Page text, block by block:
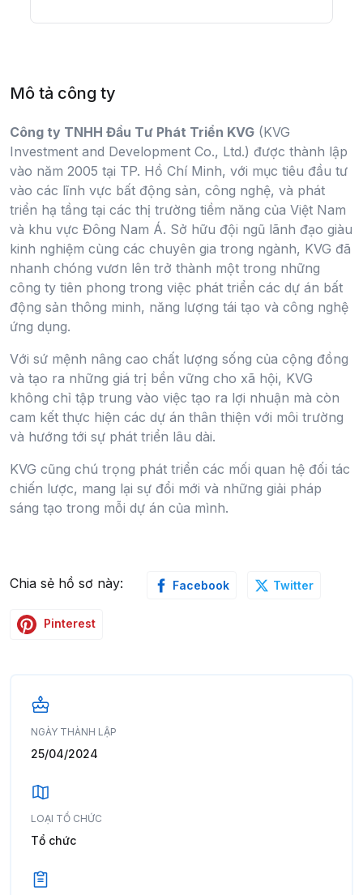
Mô tả công ty
Công ty TNHH Đầu Tư Phát Triển KVG (KVG
Investment and Development Co., Ltd.) được thành lập
vào năm 2005 tại TP. Hồ Chí Minh, với mục tiêu đầu tư
vào các lĩnh vực bất động sản, công nghệ, và phát
triển hạ tầng tại các thị trường tiềm năng của Việt Nam
và khu vực Đông Nam Á. Sở hữu đội ngũ lãnh đạo giàu
kinh nghiệm cùng các chuyên gia trong ngành, KVG đã
nhanh chóng vươn lên trở thành một trong những
công ty tiên phong trong việc phát triển các dự án bất
động sản thông minh, năng lượng tái tạo và công nghệ
ứng dụng.
Với sứ mệnh nâng cao chất lượng sống của cộng đồng
và tạo ra những giá trị bền vững cho xã hội, KVG
không chỉ tập trung vào việc tạo ra lợi nhuận mà còn
cam kết thực hiện các dự án thân thiện với môi trường
và hướng tới sự phát triển lâu dài.
KVG cũng chú trọng phát triển các mối quan hệ đối tác
chiến lược, mang lại sự đổi mới và những giải pháp
sáng tạo trong mỗi dự án của mình.
Chia sẻ hồ sơ này: Facebook Twitter
Pinterest
NGÀY THÀNH LẬP
25/04/2024
LOẠI TỔ CHỨC
Tổ chức